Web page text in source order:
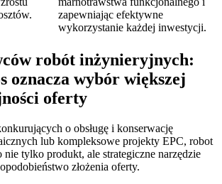
zapewniając efektywne
wykorzystanie każdej inwestycji.
robót inżynieryjnych:
oznacza wybór większej
oferty
o obsługę i konserwację
lub kompleksowe projekty EPC, robot
nie tylko produkt, ale strategiczne narzędzie
złożenia oferty.